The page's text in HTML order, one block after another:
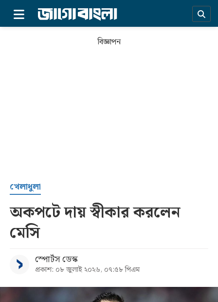
সর্বশেষ
বিভাগ
বিজ্ঞাপন
খেলাধুলা
অকপটে দায় স্বীকার করলেন
মেসি
স্পোর্টস ডেস্ক
প্রকাশ: ০৮ জুলাই ২০২৬, ০৭:৫৮ পিএম